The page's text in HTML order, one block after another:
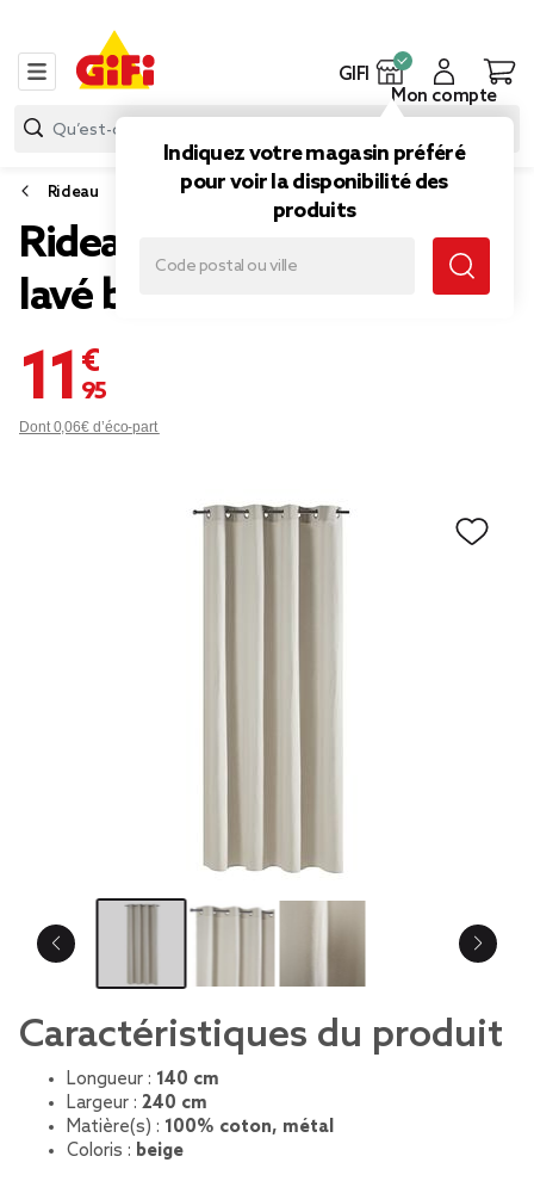
GIFI
Indiquez votre magasin préféré
pour voir la disponibilité des
produits
Mon compte
Rideau
Rideau à oeillets coton
lavé beige 140x240cm
11,95 €
Dont 0,06€ d’éco-part
Caractéristiques du produit
Longueur : 140 cm
Largeur : 240 cm
Matière(s) : 100% coton, métal
Coloris : beige